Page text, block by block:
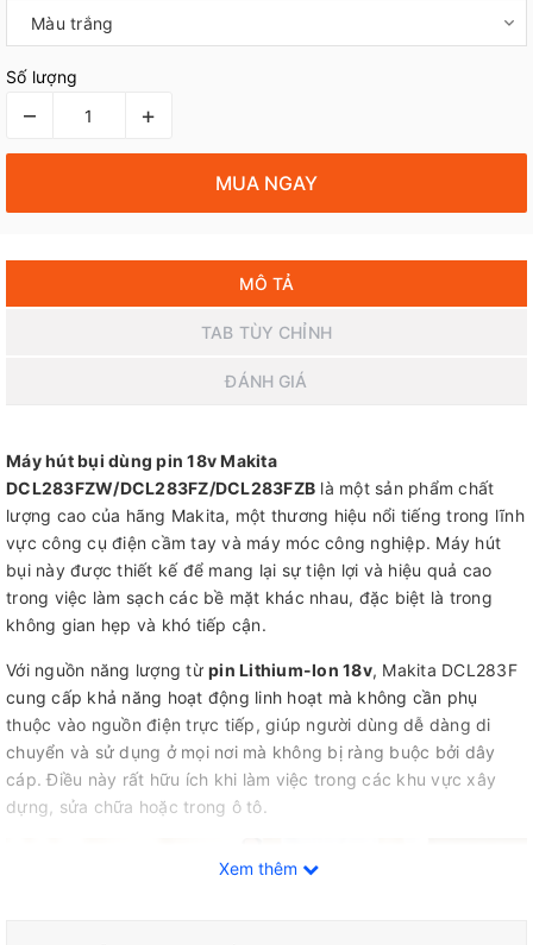
Số lượng
– +
MUA NGAY
MÔ TẢ
TAB TÙY CHỈNH
ĐÁNH GIÁ
Máy hút bụi dùng pin 18v Makita
DCL283FZW/DCL283FZ/DCL283FZB là một sản phẩm chất
lượng cao của hãng Makita, một thương hiệu nổi tiếng trong lĩnh
vực công cụ điện cầm tay và máy móc công nghiệp. Máy hút
bụi này được thiết kế để mang lại sự tiện lợi và hiệu quả cao
trong việc làm sạch các bề mặt khác nhau, đặc biệt là trong
không gian hẹp và khó tiếp cận.
Với nguồn năng lượng từ pin Lithium-Ion 18v, Makita DCL283F
cung cấp khả năng hoạt động linh hoạt mà không cần phụ
thuộc vào nguồn điện trực tiếp, giúp người dùng dễ dàng di
chuyển và sử dụng ở mọi nơi mà không bị ràng buộc bởi dây
cáp. Điều này rất hữu ích khi làm việc trong các khu vực xây
dựng, sửa chữa hoặc trong ô tô.
Xem thêm